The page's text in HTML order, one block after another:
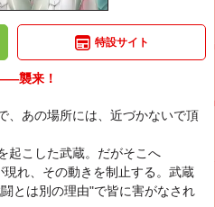
特設サイト
襲来！
、あの場所には、近づかないで頂
起こした武蔵。だがそこへ
れ、その動きを制止する。武蔵
とは別の理由"で皆に害がなされ